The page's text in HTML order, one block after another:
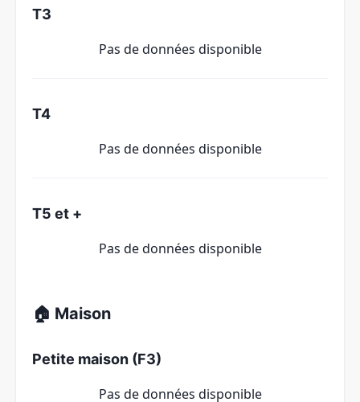
T3
Pas de données disponible
T4
Pas de données disponible
T5 et +
Pas de données disponible
🏠 Maison
Petite maison (F3)
Pas de données disponible